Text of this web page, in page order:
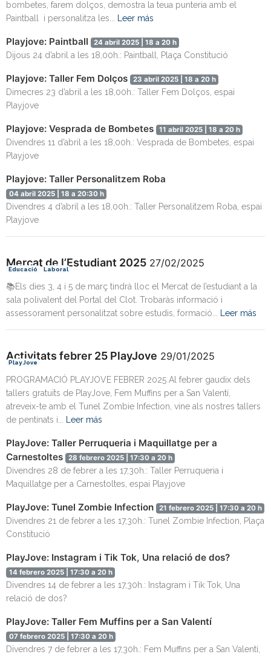
bombetes, farem dolços, demostra la teua punteria amb el
Paintball i personalitza les...
Leer más
Playjove: Paintball 24 abril 2025 | 18 a 20 h
Dijous 24 d’abril a les 18,00h.: Paintball, Plaça Constitució
Playjove: Taller Fem Dolços 23 abril 2025 | 18 a 20 h
Dimecres 23 d’abril a les 18,00h.: Taller Fem Dolços, espai
Playjove
Playjove: Vesprada de Bombetes 11 abril 2025 | 18 a 20 h
Divendres 11 d’abril a les 18,00h.: Vesprada de Bombetes, espai
Playjove
Playjove: Taller Personalitzem Roba
04 abril 2025 | 18 a 20:30 h
Divendres 4 d’abril a les 18,00h.: Taller Personalitzem Roba, espai
Playjove
Mercat de l’Estudiant 2025 27/02/2025
Educació Laboral
📚Els dies 3, 4 i 5 de març tindrà lloc el Mercat de l’estudiant a la
sala polivalent del Portal del Clot. Trobaràs informació i
assessorament personalitzat sobre estudis, formació...
Leer más
Activitats febrer 25 PlayJove 29/01/2025
Play Jove
PROGRAMACIÓ PLAYJOVE FEBRER 2025 Al febrer gaudix dels
tallers gratuïts de PlayJove, Fem Muffins per a San Valentí,
atreveix-te amb el Tunel Zombie Infection, vine als nostres tallers
de pentinats i...
Leer más
PlayJove: Taller Perruqueria i Maquillatge per a
Carnestoltes
28 febrero 2025 | 17:30 a 20 h
Divendres 28 de febrer a les 17,30h.: Taller Perruqueria i
Maquillatge per a Carnestoltes, espai Playjove
PlayJove: Tunel Zombie Infection 21 febrero 2025 | 17:30 a 20 h
Divendres 21 de febrer a les 17,30h.: Tunel Zombie Infection, Plaça
Constitució
PlayJove: Instagram i Tik Tok, Una relació de dos?
14 febrero 2025 | 17:30 a 20 h
Divendres 14 de febrer a les 17,30h.: Instagram i Tik Tok, Una
relació de dos?
PlayJove: Taller Fem Muffins per a San Valentí
07 febrero 2025 | 17:30 a 20 h
Divendres 7 de febrer a les 17,30h.: Fem Muffins per a San Valentí,